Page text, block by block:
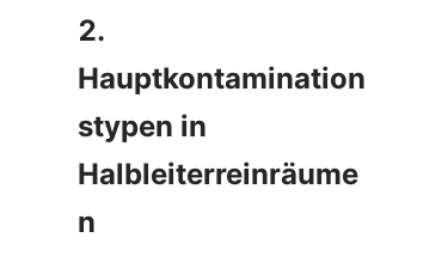
2.
Hauptkontamination
stypen in
Halbleiterreinräume
n